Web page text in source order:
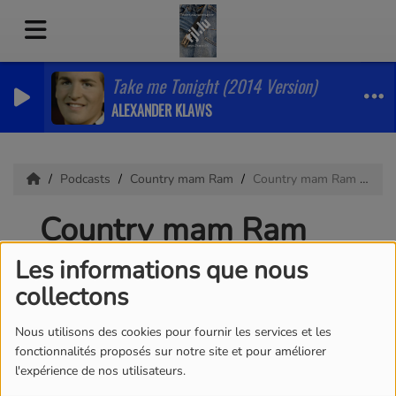
Les informations que nous
collectons
Nous utilisons des cookies pour fournir les services et les
fonctionnalités proposés sur notre site et pour améliorer
l'expérience de nos utilisateurs.
Take me Tonight (2014 Version)
ALEXANDER KLAWS
Podcasts Country mam Ram Country mam Ram 03.08.2026
Country mam Ram
03.08.2026